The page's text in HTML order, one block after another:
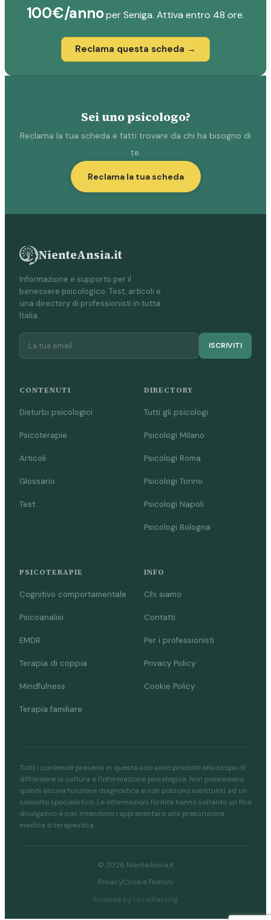
100€/annoper Seniga. Attiva entro 48 ore.
Reclama questa scheda →
Sei uno psicologo?
Reclama la tua scheda e fatti trovare da chi ha bisogno di
te.
Reclama la tua scheda
NienteAnsia.it
Informazione e supporto per il
benessere psicologico. Test, articoli e
una directory di professionisti in tutta
Italia.
ISCRIVITI
CONTENUTI
Disturbi psicologici
Psicoterapie
Articoli
Glossario
Test
DIRECTORY
Tutti gli psicologi
Psicologi Milano
Psicologi Roma
Psicologi Torino
Psicologi Napoli
Psicologi Bologna
PSICOTERAPIE
Cognitivo comportamentale
Psicoanalisi
EMDR
Terapia di coppia
Mindfulness
Terapia familiare
INFO
Chi siamo
Contatti
Per i professionisti
Privacy Policy
Cookie Policy
Tutti i contenuti presenti in questo sito sono prodotti allo scopo di
diffondere la cultura e l'informazione psicologica. Non possiedono
quindi alcuna funzione diagnostica e non possono sostituirsi ad un
consulto specialistico. Le informazioni fornite hanno soltanto un fine
divulgativo e non intendono rappresentare una prescrizione
medica o terapeutica.
© 2026 NienteAnsia.it
PrivacyCookieTermini
Powered by LocalRanking